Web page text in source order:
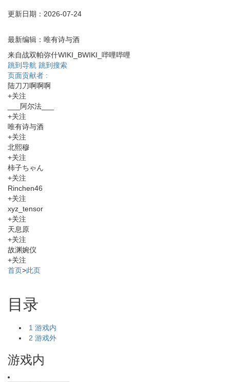
更新日期： 2026-07-24
最新编辑： 唯有诗与酒
来自战双帕弥什WIKI_BWIKI_哔哩哔哩
跳到导航 跳到搜索
页面贡献者 :
陆刀刀啊啊啊
+关注
___阿尔法___
+关注
唯有诗与酒
+关注
北熙穆
+关注
柿子ちゃん
+关注
Rinchen46
+关注
xyz_tensor
+关注
天息原
+关注
故渊婉仪
+关注
首页>此页
目录
1 游戏内
2 游戏外
游戏内